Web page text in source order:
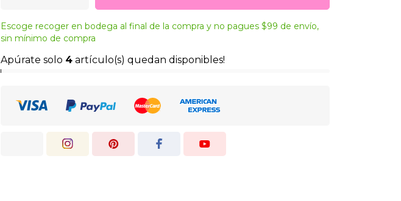
Escoge recoger en bodega al final de la compra y no pagues $99 de envío,
sin mínimo de compra
Apúrate solo 4 artículo(s) quedan disponibles!